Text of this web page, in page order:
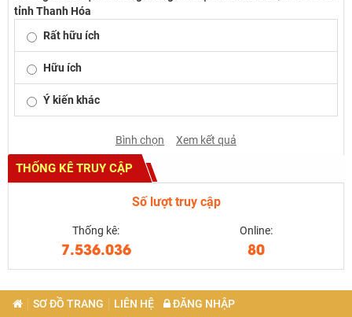
tỉnh Thanh Hóa
Rất hữu ích
Hữu ích
Ý kiến khác
Bình chọn Xem kết quả
THỐNG KÊ TRUY CẬP
Số lượt truy cập
Thống kê:
7.536.036
Online:
80
SƠ ĐỒ TRANG LIÊN HỆ ĐĂNG NHẬP